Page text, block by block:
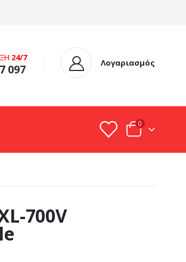
24/7
097 Λογαριασμός
0
700V